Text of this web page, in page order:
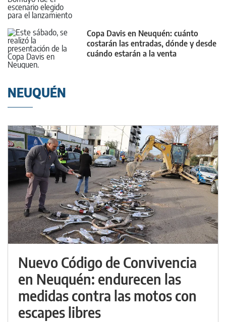
Copa Davis en Neuquén: cuánto
costarán las entradas, dónde y desde
cuándo estarán a la venta
NEUQUÉN
Nuevo Código de Convivencia
en Neuquén: endurecen las
medidas contra las motos con
escapes libres